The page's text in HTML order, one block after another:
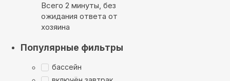
Всего 2 минуты, без
ожидания ответа от
хозяина
Популярные фильтры
бассейн